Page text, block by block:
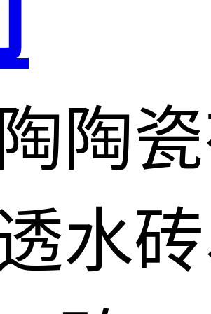
陶
水